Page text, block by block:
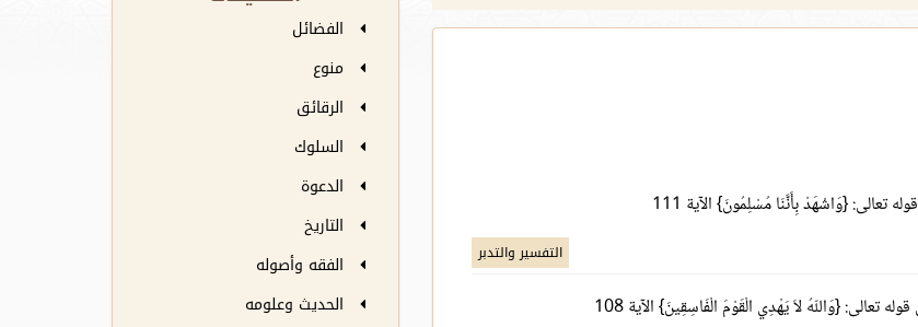
التفسير والتدبر
الفضائل
منوع
الرقائق
السلوك
الدعوة
التاريخ
الفقه وأصوله
الحديث وعلومه